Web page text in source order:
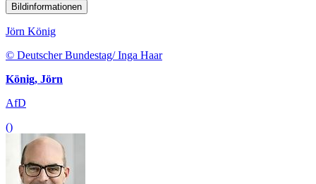
Bildinformationen
Jörn König
© Deutscher Bundestag/ Inga Haar
König, Jörn
AfD
()